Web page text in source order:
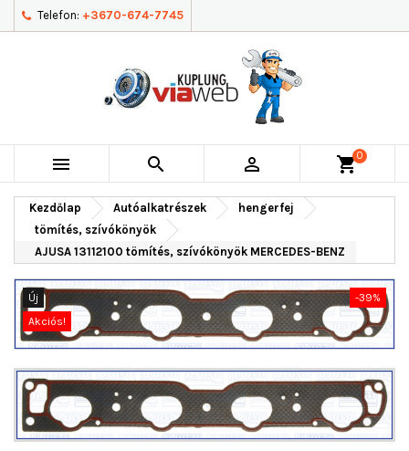
Telefon: +3670-674-7745
   shopping_cart0
Kezdőlap Autóalkatrészek
hengerfej
tömítés, szívókönyök
AJUSA 13112100 tömítés, szívókönyök MERCEDES-BENZ
Új
-39%
Akciós!